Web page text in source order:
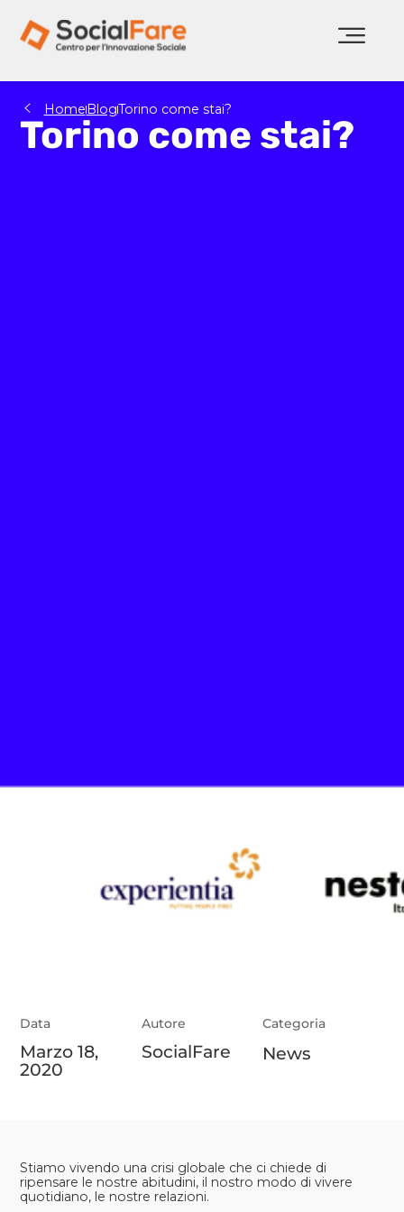
HomeBlogTorino come stai?
Torino come stai?
Data
Marzo 18,
2020
Autore
SocialFare
Categoria
News
Stiamo vivendo una crisi globale che ci chiede di
ripensare le nostre abitudini, il nostro modo di vivere
quotidiano, le nostre relazioni.